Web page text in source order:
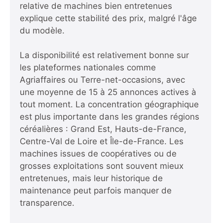
relative de machines bien entretenues
explique cette stabilité des prix, malgré l'âge
du modèle.
La disponibilité est relativement bonne sur
les plateformes nationales comme
Agriaffaires ou Terre-net-occasions, avec
une moyenne de 15 à 25 annonces actives à
tout moment. La concentration géographique
est plus importante dans les grandes régions
céréalières : Grand Est, Hauts-de-France,
Centre-Val de Loire et Île-de-France. Les
machines issues de coopératives ou de
grosses exploitations sont souvent mieux
entretenues, mais leur historique de
maintenance peut parfois manquer de
transparence.